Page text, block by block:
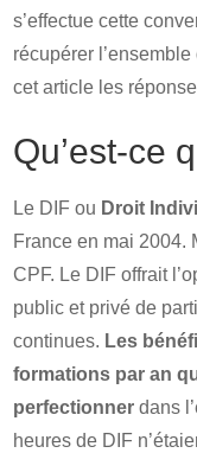
s’effectue cette
récupérer
cet article les
Qu’est-ce
Le DIF ou Droit
France en mai 2004.
CPF. Le DIF offrait
public et privé de
continues. Les
formations par an
perfectionner dans
heures de DIF